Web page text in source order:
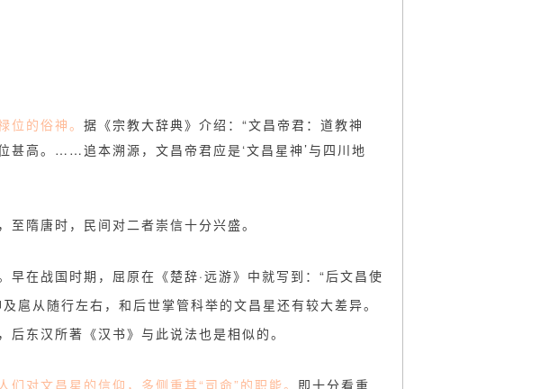
的俗神。 据《宗教大辞典》介绍：“文昌帝君：道教神
甚高。……追本溯源，文昌帝君应是‘文昌星神’与四川地
隋唐时，民间对二者崇信十分兴盛。
在战国时期，屈原在《楚辞·远游》中就写到：“后文昌使
扈从随行左右，和后世掌管科举的文昌星还有较大差异。
东汉所著《汉书》与此说法也是相似的。
对文昌星的信仰，多侧重其“司命”的职能。 即十分看重